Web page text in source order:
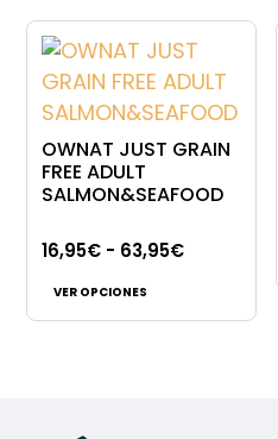
22,95€
hasta
56,95€
múltiples
variantes.
Las
opciones
se
elegir
la
de
OWNAT JUST GRAIN
FREE ADULT
SALMON&SEAFOOD
16,95€ - 63,95€Rango
precios:
VER OPCIONES
producto